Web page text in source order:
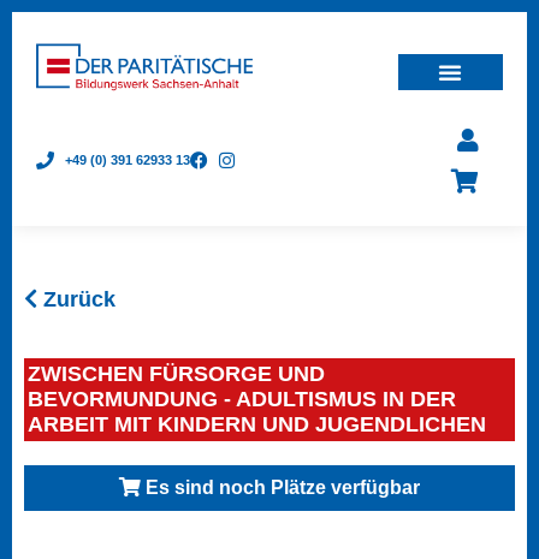
+49 (0) 391 62933 13
Zurück
ZWISCHEN FÜRSORGE UND
BEVORMUNDUNG - ADULTISMUS IN DER
ARBEIT MIT KINDERN UND JUGENDLICHEN
Es sind noch Plätze verfügbar